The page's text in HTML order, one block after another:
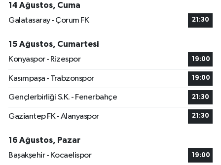
14 Ağustos, Cuma
Galatasaray - Çorum FK
21:30
15 Ağustos, Cumartesi
Konyaspor - Rizespor
19:00
Kasımpaşa - Trabzonspor 19:00
Gençlerbirliği S.K. - Fenerbahçe 21:30
Gaziantep FK - Alanyaspor 21:30
16 Ağustos, Pazar
Başakşehir - Kocaelispor
19:00